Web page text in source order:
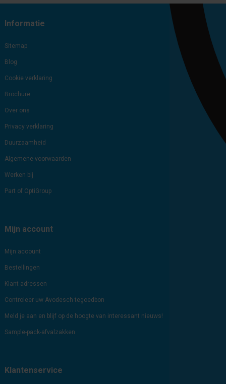
Informatie
Sitemap
Blog
Cookie verklaring
Brochure
Over ons
Privacy verklaring
Duurzaamheid
Algemene voorwaarden
Werken bij
Part of OptiGroup
Mijn account
Mijn account
Bestellingen
Klant adressen
Controleer uw Avodesch tegoedbon
Meld je aan en blijf op de hoogte van interessant nieuws!
Sample-pack-afvalzakken
Klantenservice